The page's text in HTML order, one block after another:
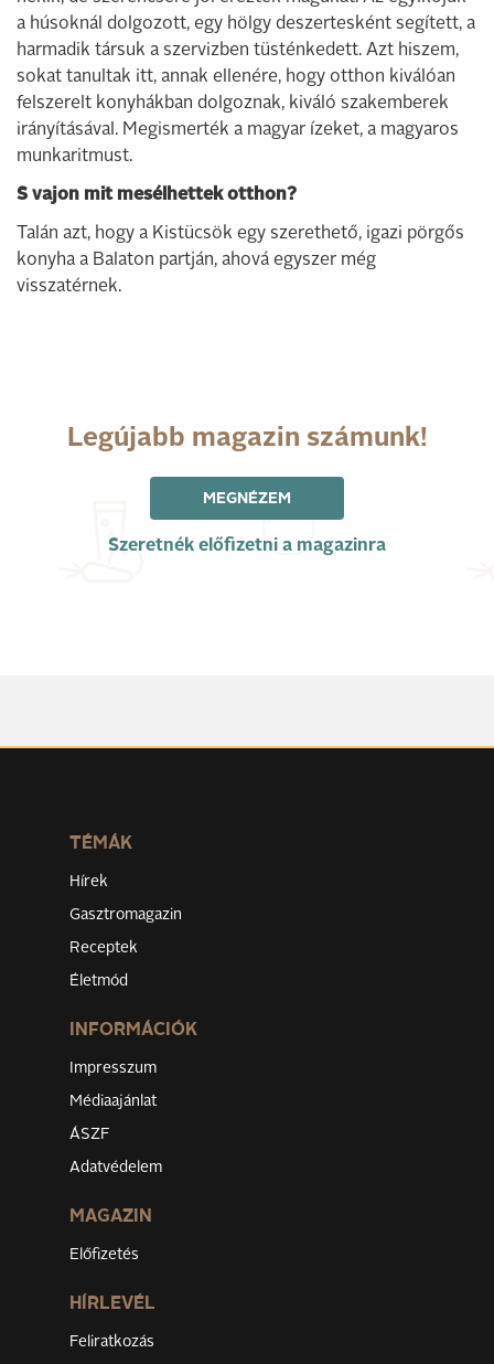
a húsoknál dolgozott, egy hölgy deszertesként segített, a
harmadik társuk a szervizben tüsténkedett. Azt hiszem,
sokat tanultak itt, annak ellenére, hogy otthon kiválóan
felszerelt konyhákban dolgoznak, kiváló szakemberek
irányításával. Megismerték a magyar ízeket, a magyaros
munkaritmust.
S vajon mit mesélhettek otthon?
Talán azt, hogy a Kistücsök egy szerethető, igazi pörgős
konyha a Balaton partján, ahová egyszer még
visszatérnek.
Legújabb magazin számunk!
MEGNÉZEM
Szeretnék előfizetni a magazinra
TÉMÁK
Hírek
Gasztromagazin
Receptek
Életmód
INFORMÁCIÓK
Impresszum
Médiaajánlat
ÁSZF
Adatvédelem
MAGAZIN
Előfizetés
HÍRLEVÉL
Feliratkozás